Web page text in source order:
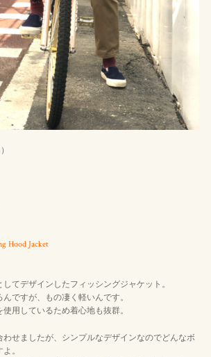
Hood Jacket
てデザインしたフィッシングジャケット。
ですが、もの凄く軽いんです。
用しているため着心地も抜群。
せましたが、シンプルなデザインなのでどんなボ
。